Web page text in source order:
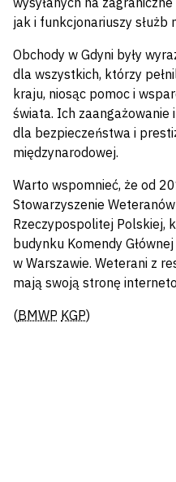
jak i funkcjonariuszy służb
Obchody w Gdyni były
dla wszystkich, którzy
kraju, niosąc pomoc i
świata. Ich zaangażowanie
dla bezpieczeństwa i
międzynarodowej.
Warto wspomnieć, że od
Stowarzyszenie
Rzeczypospolitej Polskiej,
budynku Komendy
w Warszawie. Weterani z
mają swoją stronę
(BMWP KGP)